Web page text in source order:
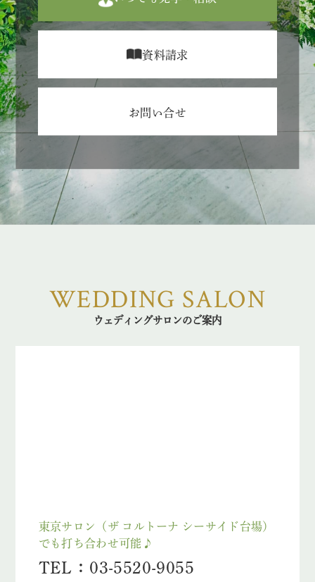
資料請求
お問い合せ
WEDDING SALON
ウェディングサロンのご案内
東京サロン（ザ コルトーナ シーサイド台場）
でも打ち合わせ可能♪
TEL：03-5520-9055